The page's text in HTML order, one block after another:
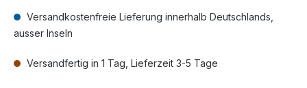
Versandkostenfreie Lieferung innerhalb Deutschlands,
ausser Inseln
Versandfertig in 1 Tag, Lieferzeit 3-5 Tage